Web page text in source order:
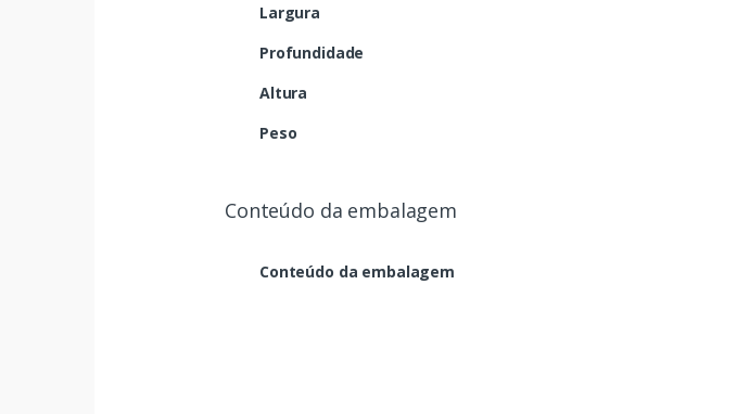
Largura
Profundidade
Altura
Peso
Conteúdo da embalagem
Conteúdo da embalagem